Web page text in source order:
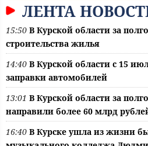
ЛЕНТА
15:50 В Курской области за
строительства жилья
14:40 В Курской области с 15
заправки автомобилей
13:01 В Курской области за
направили более 60 млрд
16:40 В Курске ушла из жизни